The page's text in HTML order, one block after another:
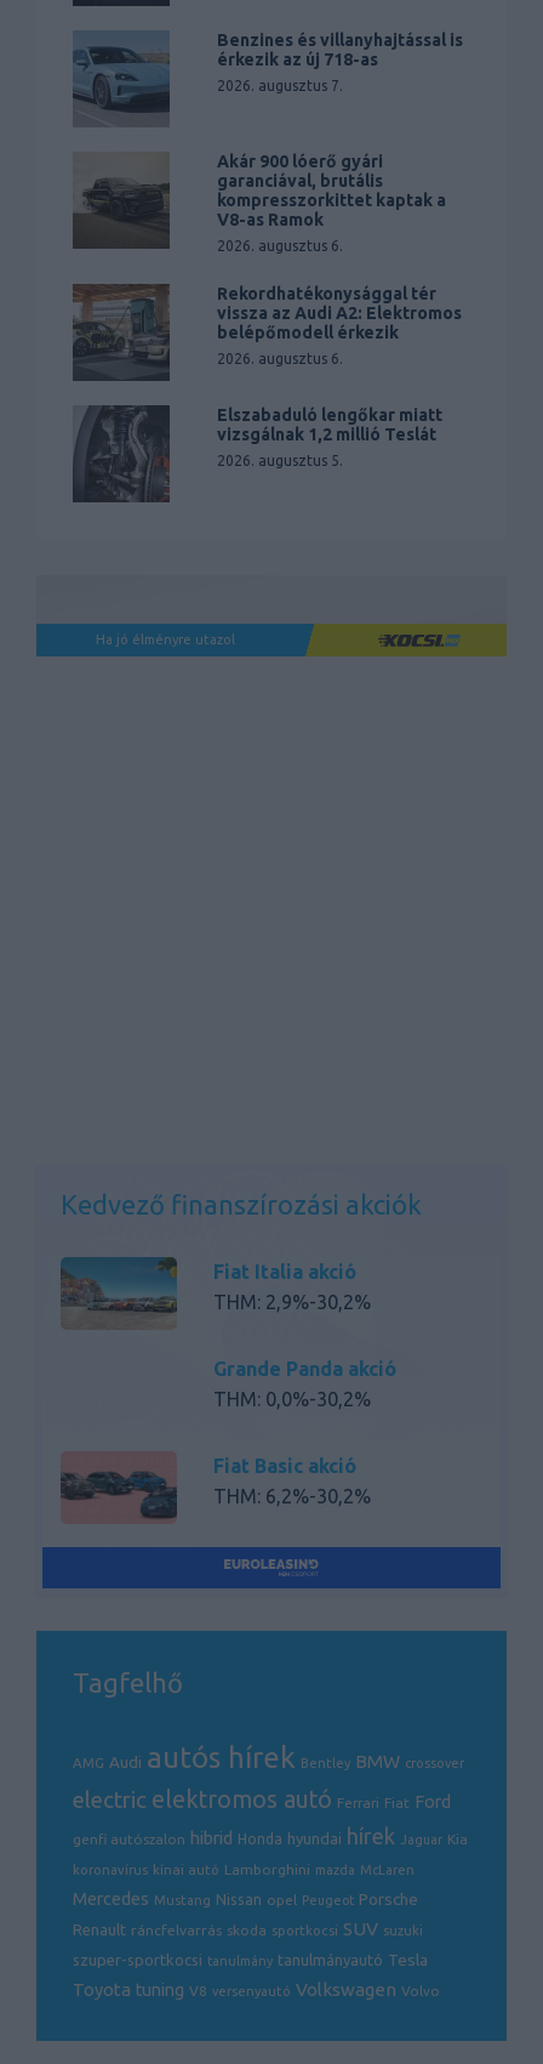
Benzines és villanyhajtással is
érkezik az új 718-as
2026. augusztus 7.
Akár 900 lóerő gyári
garanciával, brutális
kompresszorkittet kaptak a
V8-as Ramok
2026. augusztus 6.
Rekordhatékonysággal tér
vissza az Audi A2: Elektromos
belépőmodell érkezik
2026. augusztus 6.
Elszabaduló lengőkar miatt
vizsgálnak 1,2 millió Teslát
2026. augusztus 5.
Ha jó élményre utazol
Kedvező finanszírozási akciók
Fiat Italia akció
THM: 2,9%-30,2%
Grande Panda akció
THM: 0,0%-30,2%
Fiat Basic akció
THM: 6,2%-30,2%
Tagfelhő
AMG Audi autós hírek Bentley BMW crossover
electric elektromos autó Ferrari Fiat Ford
genfi autószalon hibrid Honda hyundai hírek Jaguar Kia
koronavírus kínai autó Lamborghini mazda McLaren
Mercedes Mustang Nissan opel Peugeot Porsche
Renault ráncfelvarrás skoda sportkocsi SUV suzuki
szuper-sportkocsi tanulmány tanulmányautó Tesla
Toyota tuning V8 versenyautó Volkswagen Volvo